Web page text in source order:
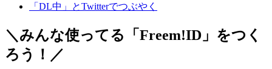
「DL中」とTwitterでつぶやく
＼みんな使ってる「 Freem!ID 」をつく
ろう！／